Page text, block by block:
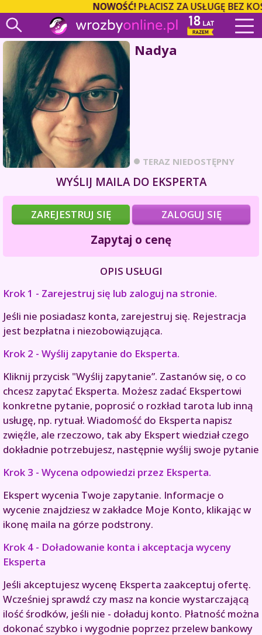
NOWOŚĆ!PŁACISZ ZA USŁUGĘ BEZ
Nadya
TERAZ NIEDOSTĘPNY
WYŚLIJ MAILA DO EKSPERTA
ZAREJESTRUJ SIĘ ZALOGUJ SIĘ
Zapytaj o cenę
OPIS USŁUGI
Krok 1 - Zarejestruj się lub zaloguj na stronie.
Jeśli nie posiadasz konta, zarejestruj się. Rejestracja
jest bezpłatna i niezobowiązująca.
Krok 2 - Wyślij zapytanie do Eksperta.
Kliknij przycisk "Wyślij zapytanie”. Zastanów się, o co
chcesz zapytać Eksperta. Możesz zadać Ekspertowi
konkretne pytanie, poprosić o rozkład tarota lub inną
usługę, np. rytuał. Wiadomość do Eksperta napisz
zwięźle, ale rzeczowo, tak aby Ekspert wiedział czego
dokładnie potrzebujesz, następnie wyślij swoje pytanie
Krok 3 - Wycena odpowiedzi przez Eksperta.
Ekspert wycenia Twoje zapytanie. Informacje o
wycenie znajdziesz w zakładce Moje Konto, klikając w
ikonę maila na górze podstrony.
Krok 4 - Doładowanie konta i akceptacja wyceny
Eksperta
Jeśli akceptujesz wycenę Eksperta zaakceptuj ofertę.
Wcześniej sprawdź czy masz na koncie wystarczającą
ilość środków, jeśli nie - doładuj konto. Płatność można
dokonać szybko i wygodnie poprzez przelew bankowy